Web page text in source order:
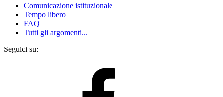
Comunicazione istituzionale
Tempo libero
FAQ
Tutti gli argomenti...
Seguici su: